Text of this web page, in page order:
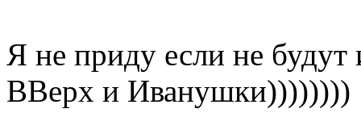
Я не приду если не
ВВерх и Иванушки))))))))